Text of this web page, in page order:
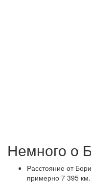
Немного о
Расстояние от
примерно 7 395 км.